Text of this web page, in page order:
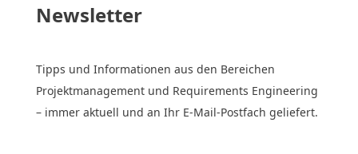
Newsletter
Tipps und Informationen aus den Bereichen
Projektmanagement und Requirements Engineering
– immer aktuell und an Ihr E-Mail-Postfach geliefert.